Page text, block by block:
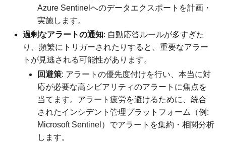
Azure Sentinelへのデータエクスポートを計画・
実施します。
過剰なアラートの通知: 自動応答ルールが多すぎた
り、頻繁にトリガーされたりすると、重要なアラー
トが見逃される可能性があります。
回避策: アラートの優先度付けを行い、本当に対
応が必要な高シビアリティのアラートに焦点を
当てます。アラート疲労を避けるために、統合
されたインシデント管理プラットフォーム（例:
Microsoft Sentinel）でアラートを集約・相関分析
します。